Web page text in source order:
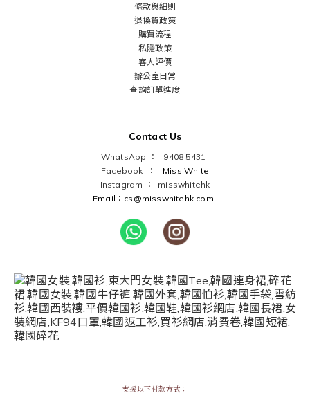
條款與細則
退換貨政策
購買流程
私隱政策
客人評價
辦公室日常
查詢訂單進度
Contact Us
WhatsApp ： 9408 5431
Facebook ： Miss White
Instagram ： misswhitehk
Email：cs@misswhitehk.com
支援以下付款方式：